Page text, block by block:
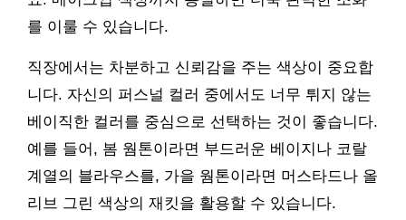
를 이룰 수 있습니다.
직장에서는 차분하고 신뢰감을 주는 색상이 중요합
니다. 자신의 퍼스널 컬러 중에서도 너무 튀지 않는
베이직한 컬러를 중심으로 선택하는 것이 좋습니다.
예를 들어, 봄 웜톤이라면 부드러운 베이지나 코랄
계열의 블라우스를, 가을 웜톤이라면 머스타드나 올
리브 그린 색상의 재킷을 활용할 수 있습니다.